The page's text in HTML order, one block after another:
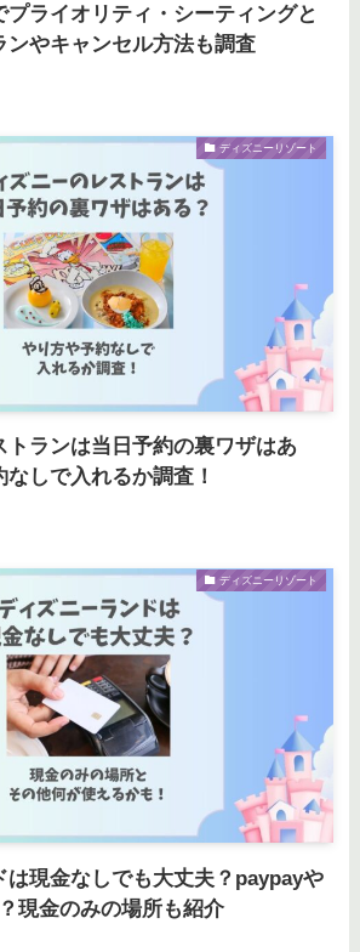
プライオリティ・シーティングと
ンやキャンセル方法も調査
ディズニーリゾート
トランは当日予約の裏ワザはあ
しで入れるか調査！
ディズニーリゾート
は現金なしでも大丈夫？paypayや
現金のみの場所も紹介